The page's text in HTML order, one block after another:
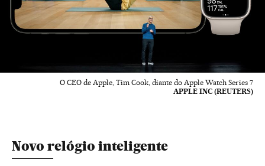
O CEO de Apple, Tim Cook, diante do Apple Watch Series 7
APPLE INC (REUTERS)
Novo relógio inteligente